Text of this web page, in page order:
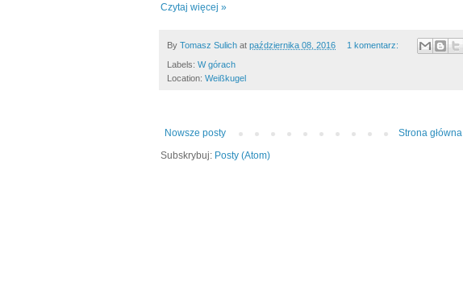
Czytaj więcej »
By Tomasz Sulich at października 08, 2016 1 komentarz:
Labels: W górach
Location: Weißkugel
Nowsze posty
Strona główna
Subskrybuj: Posty (Atom)